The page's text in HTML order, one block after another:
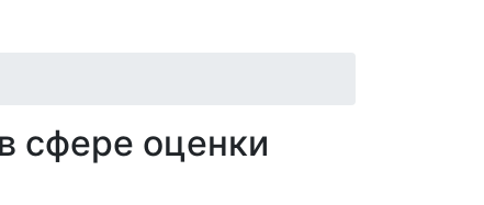
сфере оценки